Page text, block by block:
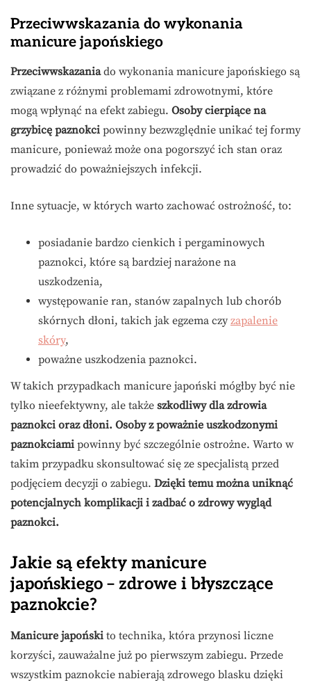
Przeciwwskazania do wykonania
manicure japońskiego
Przeciwwskazaniado wykonania manicure japońskiego są
związane z różnymi problemami zdrowotnymi, które
mogą wpłynąć na efekt zabiegu. Osoby cierpiące na
grzybicę paznokci powinny bezwzględnie unikać tej formy
manicure, ponieważ może ona pogorszyć ich stan oraz
prowadzić do poważniejszych infekcji.
Inne sytuacje, w których warto zachować ostrożność, to:
posiadanie bardzo cienkich i pergaminowych
paznokci, które są bardziej narażone na
uszkodzenia,
występowanie ran, stanów zapalnych lub chorób
skórnych dłoni, takich jak egzema czy zapalenie
skóry,
poważne uszkodzenia paznokci.
W takich przypadkach manicure japoński mógłby być nie
tylko nieefektywny, ale także szkodliwy dla zdrowia
paznokci oraz dłoni. Osoby z poważnie uszkodzonymi
paznokciami powinny być szczególnie ostrożne. Warto w
takim przypadku skonsultować się ze specjalistą przed
podjęciem decyzji o zabiegu. Dzięki temu można uniknąć
potencjalnych komplikacji i zadbać o zdrowy wygląd
paznokci.
Jakie są efekty manicure
japońskiego – zdrowe i błyszczące
paznokcie?
Manicure japoński to technika, która przynosi liczne
korzyści, zauważalne już po pierwszym zabiegu. Przede
wszystkim paznokcie nabierają zdrowego blasku dzięki